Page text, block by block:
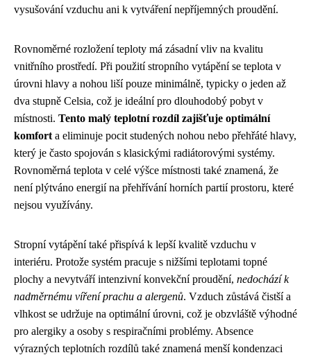
vysušování vzduchu ani k vytváření nepříjemných proudění.
Rovnoměrné rozložení teploty má zásadní vliv na kvalitu
vnitřního prostředí. Při použití stropního vytápění se teplota v
úrovni hlavy a nohou liší pouze minimálně, typicky o jeden až
dva stupně Celsia, což je ideální pro dlouhodobý pobyt v
místnosti. Tento malý teplotní rozdíl zajišťuje optimální
komfort a eliminuje pocit studených nohou nebo přehřáté hlavy,
který je často spojován s klasickými radiátorovými systémy.
Rovnoměrná teplota v celé výšce místnosti také znamená, že
není plýtváno energií na přehřívání horních partií prostoru, které
nejsou využívány.
Stropní vytápění také přispívá k lepší kvalitě vzduchu v
interiéru. Protože systém pracuje s nižšími teplotami topné
plochy a nevytváří intenzivní konvekční proudění, nedochází k
nadměrnému víření prachu a alergenů. Vzduch zůstává čistší a
vlhkost se udržuje na optimální úrovni, což je obzvláště výhodné
pro alergiky a osoby s respiračními problémy. Absence
výrazných teplotních rozdílů také znamená menší kondenzaci